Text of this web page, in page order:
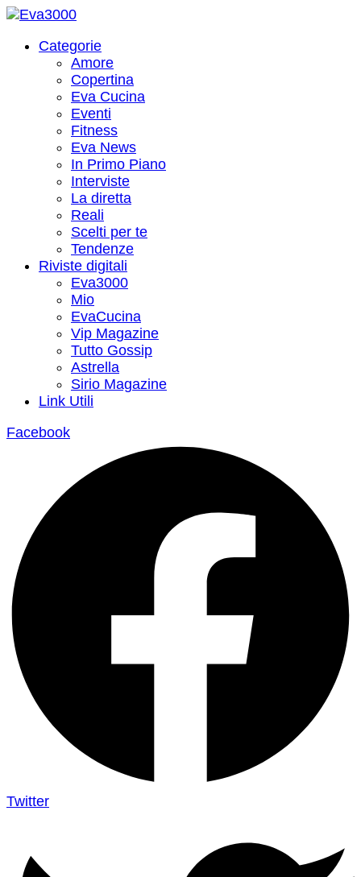
Categorie
Amore
Copertina
Eva Cucina
Eventi
Fitness
Eva News
In Primo Piano
Interviste
La diretta
Reali
Scelti per te
Tendenze
Riviste digitali
Eva3000
Mio
EvaCucina
Vip Magazine
Tutto Gossip
Astrella
Sirio Magazine
Link Utili
Facebook
Twitter